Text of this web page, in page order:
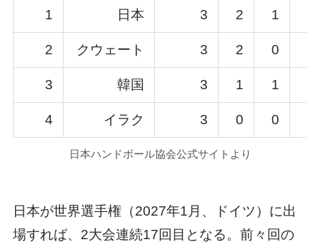
1 日本 3 2 1
2 クウェート 3 2 0
3 韓国 3 1 1
4 イラク 3 0 0
日本ハンドボール協会公式サイトより
日本が世界選手権（2027年1月、ドイツ）に出
場すれば、2大会連続17回目となる。前々回の